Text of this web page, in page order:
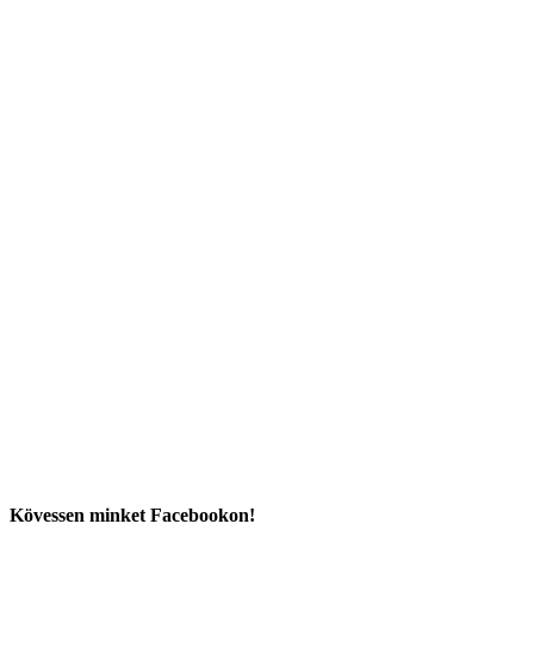
Kövessen minket Facebookon!